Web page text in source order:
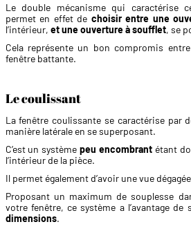
Le double mécanisme qui caractérise
permet en effet de choisir entre une
l’intérieur, et une ouverture à soufflet, se
Cela représente un bon compromis
fenêtre battante.
Le coulissant
La fenêtre coulissante se caractérise par
manière latérale en se superposant.
C’est un systèmepeu encombrant étant
l’intérieur de la pièce.
Il permet également d’avoir une vue
Proposant un maximum de souplesse
votre fenêtre, ce système a l’avantage de
dimensions.